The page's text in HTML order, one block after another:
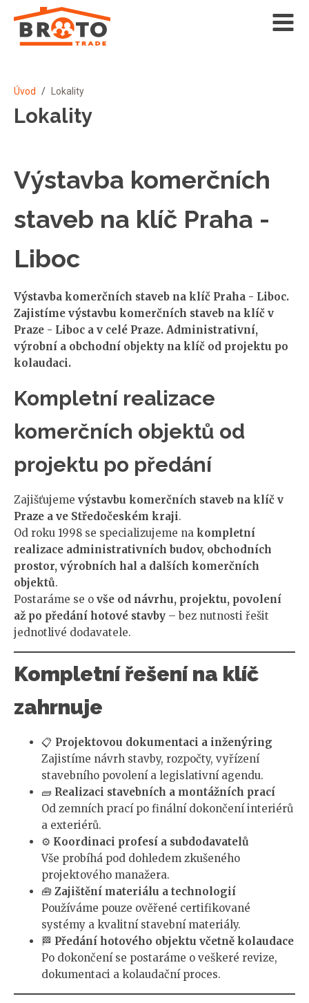
Úvod / Lokality
Lokality
Výstavba komerčních
staveb na klíč Praha -
Liboc
Výstavba komerčních staveb na klíč Praha - Liboc.
Zajistíme výstavbu komerčních staveb na klíč v
Praze - Liboc a v celé Praze. Administrativní,
výrobní a obchodní objekty na klíč od projektu po
kolaudaci.
Kompletní realizace
komerčních objektů od
projektu po předání
Zajišťujeme výstavbu komerčních staveb na klíč v
Praze a ve Středočeském kraji.
Od roku 1998 se specializujeme na kompletní
realizace administrativních budov, obchodních
prostor, výrobních hal a dalších komerčních
objektů.
Postaráme se o vše od návrhu, projektu, povolení
až po předání hotové stavby – bez nutnosti řešit
jednotlivé dodavatele.
Kompletní řešení na klíč
zahrnuje
📋 Projektovou dokumentaci a inženýring
Zajistíme návrh stavby, rozpočty, vyřízení
stavebního povolení a legislativní agendu.
🧱 Realizaci stavebních a montážních prací
Od zemních prací po finální dokončení interiérů
a exteriérů.
⚙️ Koordinaci profesí a subdodavatelů
Vše probíhá pod dohledem zkušeného
projektového manažera.
🧰 Zajištění materiálu a technologií
Používáme pouze ověřené certifikované
systémy a kvalitní stavební materiály.
🏁 Předání hotového objektu včetně kolaudace
Po dokončení se postaráme o veškeré revize,
dokumentaci a kolaudační proces.